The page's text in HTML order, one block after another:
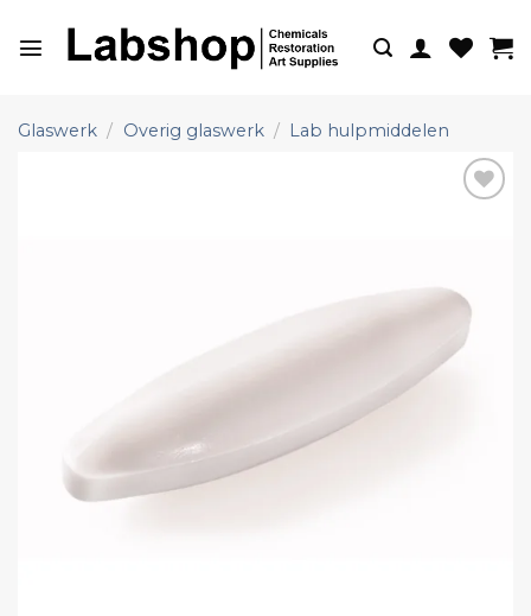
naar
Glaswerk / Overig glaswerk / Lab hulpmiddelen